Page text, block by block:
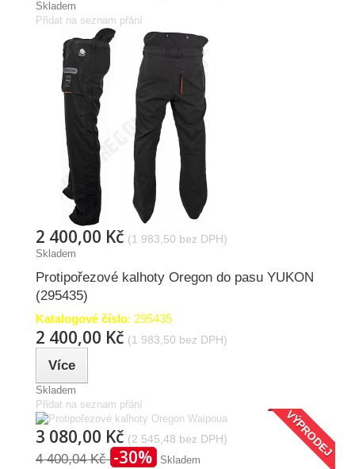
Skladem
Přidat na seznam přání
2 400,00 Kč (1 983,50 bez DPH)
Skladem
Protipořezové kalhoty Oregon do pasu YUKON
(295435)
Katalogové číslo: 295435
2 400,00 Kč (1 983,50 bez DPH)
Více
Skladem
Přidat na seznam přání
3 080,00 Kč (2 545,48 bez DPH)
4 400,04 Kč -30% Skladem
VÝPRODEJ